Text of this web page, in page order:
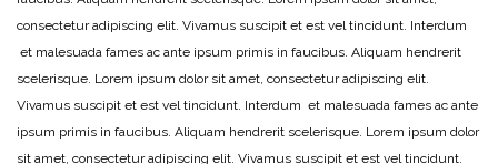
consectetur adipiscing elit. Vivamus suscipit et est vel tincidunt. Interdum
et malesuada fames ac ante ipsum primis in faucibus. Aliquam hendrerit
scelerisque. Lorem ipsum dolor sit amet, consectetur adipiscing elit.
Vivamus suscipit et est vel tincidunt. Interdum et malesuada fames ac ante
ipsum primis in faucibus. Aliquam hendrerit scelerisque. Lorem ipsum dolor
sit amet, consectetur adipiscing elit. Vivamus suscipit et est vel tincidunt.